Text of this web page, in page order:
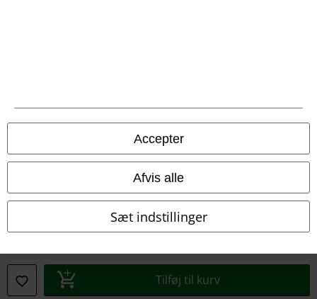
Accepter
Afvis alle
Sæt indstillinger
Tilføj til kurv
Bortskaffelse af affald og miljøbeskyttelse
Overensstemmelseserklæring
Oplysninger om tilgængelighed
Bekræft annullering
Alle priser er inkl. moms. Oplyst leveringstid er et estimat og ikke